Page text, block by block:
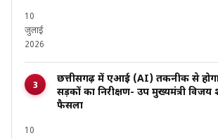
10
जुलाई
2026
छत्तीसगढ़ में एआई (AI) तकनीक से
सड़कों का निरीक्षण- उप मुख्यमंत्री विजय
फैसला
10